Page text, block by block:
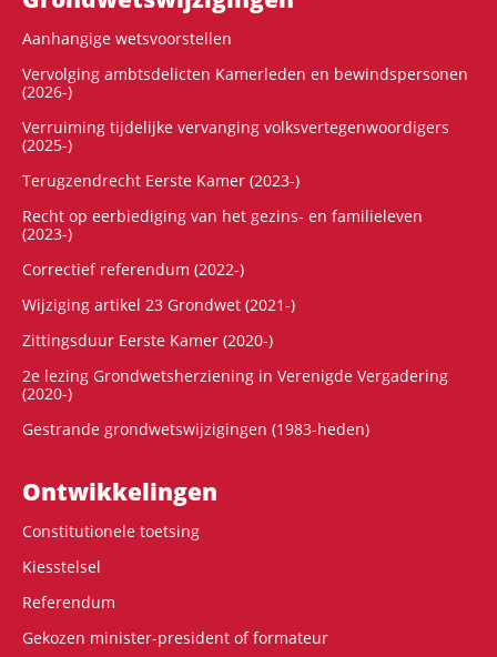
Aanhangige wetsvoorstellen
Vervolging ambtsdelicten Kamerleden en bewindspersonen
(2026-)
Verruiming tijdelijke vervanging volksvertegenwoordigers
(2025-)
Terugzendrecht Eerste Kamer (2023-)
Recht op eerbiediging van het gezins- en familieleven
(2023-)
Correctief referendum (2022-)
Wijziging artikel 23 Grondwet (2021-)
Zittingsduur Eerste Kamer (2020-)
2e lezing Grondwetsherziening in Verenigde Vergadering
(2020-)
Gestrande grondwetswijzigingen (1983-heden)
Ontwikke­lingen
Constitutionele toetsing
Kiesstelsel
Referendum
Gekozen minister-president of formateur